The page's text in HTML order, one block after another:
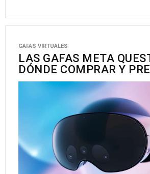
GAFAS VIRTUALES
LAS GAFAS META
DÓNDE COMPRAR Y